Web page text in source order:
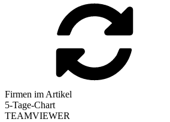
Firmen im Artikel
5-Tage-Chart
TEAMVIEWER